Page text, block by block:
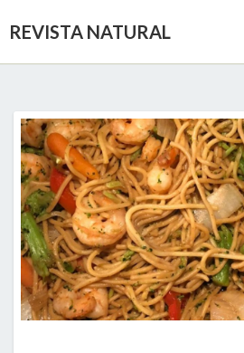
REVISTA NATURAL